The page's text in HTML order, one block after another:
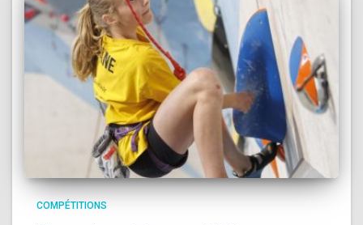
COMPÉTITIONS